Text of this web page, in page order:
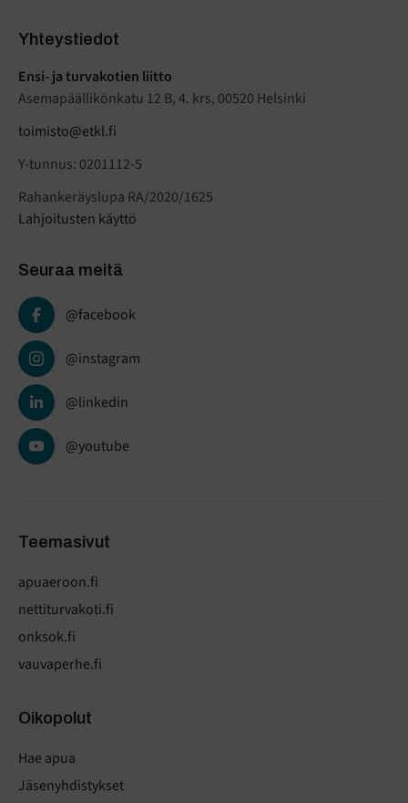
Yhteystiedot
Ensi- ja turvakotien liitto
Asemapäällikönkatu 12 B, 4. krs, 00520 Helsinki
toimisto@etkl.fi
Y-tunnus: 0201112-5
Rahankeräyslupa RA/2020/1625
Lahjoitusten käyttö
Seuraa meitä
@facebook
@instagram
@linkedin
@youtube
Teemasivut
apuaeroon.fi
nettiturvakoti.fi
onksok.fi
vauvaperhe.fi
Oikopolut
Hae apua
Jäsenyhdistykset